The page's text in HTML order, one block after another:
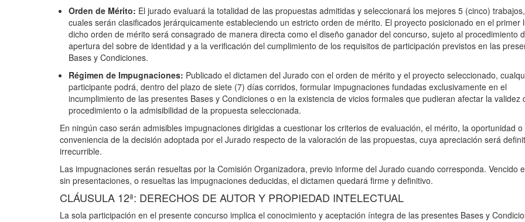
Orden de Mérito: El jurado evaluará la totalidad de las propuestas admitidas y seleccionará los mejores 5 (cinco)
cuales serán clasificados jerárquicamente estableciendo un estricto orden de mérito. El proyecto posicionado en el primer
dicho orden de mérito será consagrado de manera directa como el diseño ganador del concurso, sujeto al procedimiento
apertura del sobre de identidad y a la verificación del cumplimiento de los requisitos de participación previstos en las
Bases y Condiciones.
Régimen de Impugnaciones: Publicado el dictamen del Jurado con el orden de mérito y el proyecto seleccionado,
participante podrá, dentro del plazo de siete (7) días corridos, formular impugnaciones fundadas exclusivamente en el
incumplimiento de las presentes Bases y Condiciones o en la existencia de vicios formales que pudieran afectar la validez
procedimiento o la admisibilidad de la propuesta seleccionada.
En ningún caso serán admisibles impugnaciones dirigidas a cuestionar los criterios de evaluación, el mérito, la oportunidad o
conveniencia de la decisión adoptada por el Jurado respecto de la valoración de las propuestas, cuya apreciación será
irrecurrible.
Las impugnaciones serán resueltas por la Comisión Organizadora, previo informe del Jurado cuando corresponda. Vencido
sin presentaciones, o resueltas las impugnaciones deducidas, el dictamen quedará firme y definitivo.
CLÁUSULA 12ª: DERECHOS DE AUTOR Y PROPIEDAD INTELECTUAL
La sola participación en el presente concurso implica el conocimiento y aceptación íntegra de las presentes Bases y